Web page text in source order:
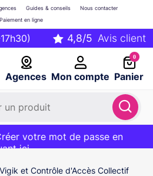
Agences Mon compte
Guides & conseils
Nous contacter
Paiement en ligne
0
Panier
?20€ OFFERT sur votre panier
avec le codeBIENVENUE
votre mot de passe en
ici
et Contrôle d'Accès Collectif